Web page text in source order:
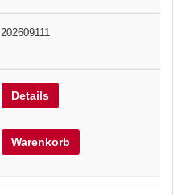
202609111
Details
Warenkorb